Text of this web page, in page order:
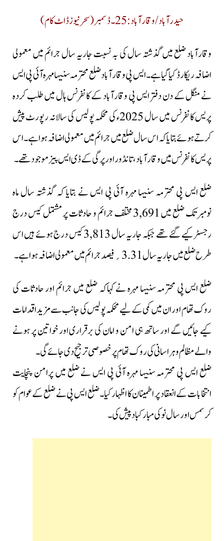
حیدرآباد/وقارآبا د: 25۔ڈسمبر (سحرنیوز ڈاٹ کام)
وقارآباد ضلع میں گذشتہ سال کی بہ نسبت جاریہ سال جرائم میں معمولی
اضافہ ریکارڈ کیا گیا ہے۔ ایس پی وقارآباد ضلع محترمہ سنیہا مہرہ آئی پی ایس
نے منگل کے دن دفتر ایس پی وقارآباد کے کانفرنس ہال میں طلب کردہ
پریس کانفرنس میں سال 2025ء کی محکمہ پولیس کی سالانہ رپورٹ پیش
کرتے ہوئے بتایا کہ اس سال ضلع میں جرائم میں معمولی اضافہ ہوا ہے۔اس
پریس کانفرنس میں وقارآباد، تانڈور اور پرگی کے ڈی ایس پیز موجود تھے۔
ضلع ایس پی محترمہ سنیہا مہرہ آئی پی ایس نے بتایا کہ گذشتہ سال ماہ
نومبرتک ضلع میں 3,691 مختلف جرائم و حادثات پر مشتمل کیس درج
رجسٹر کیے گئے تھے جبکہ جاریہ سال 3,813 کیس درج ہوئے ہیں اس
طرح ضلع میں جاریہ سال 3.31؍فیصد جرائم میں معمولی اضافہ ہوا ہے۔
ضلع ایس پی محترمہ سنیہا مہرہ نے کہاکہ ضلع میں جرائم اور حادثات کی
روک تھام اور ان میں کمی کےلیے محکمہ پولیس کی جانب سے مزید اقدامات
کیے جائیں گے اور ساتھ ہی امن و امان کی برقراری اور خواتین پر ہونے
والے مظالم و ہراسانی کی روک تھام پر خصوصی ترجیح دی جائے گی۔
ضلع ایس پی محترمہ سنیہا مہرہ آئی پی ایس نے ضلع میں پرامن پنچایت
انتخابات کے انعقاد پر اطمینان کا اظہار کیا۔ضلع ایس پی نے ضلع کے عوام کو
کرسمس اور سال نو کی مبارکبادپیش کی۔